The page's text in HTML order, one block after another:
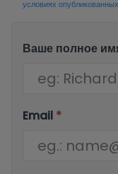
условиях
Ваше полное
Email *